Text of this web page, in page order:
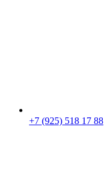
+7 (925) 518 17 88